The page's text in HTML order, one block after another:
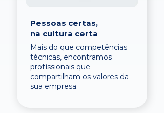
Pessoas certas,
na cultura certa
Mais do que competências
técnicas, encontramos
profissionais que
compartilham os valores da
sua empresa.